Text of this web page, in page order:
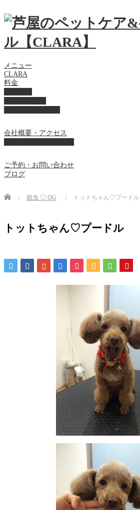
メニュー
CLARA
料金
会社概要・アクセス
ご予約・お問い合わせ
ブログ
Home 担当 ♡ OG トットちゃん♡プードル
トットちゃん♡プードル